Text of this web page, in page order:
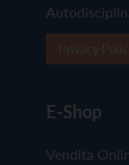
E-Shop
Vendita